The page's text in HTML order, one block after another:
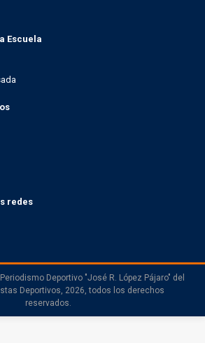
Escuela
redes
Deportivo "José R. López Pájaro" del
Deportivos, 2026, todos los derechos
reservados.